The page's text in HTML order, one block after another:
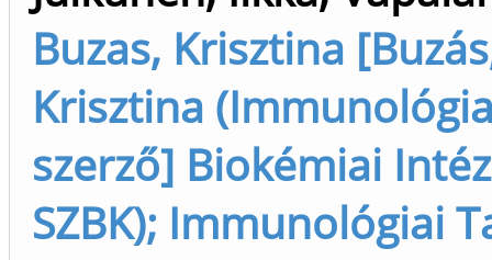
Buzas, Krisztina
Krisztina
szerző] Biokémiai
SZBK); Immunológiai